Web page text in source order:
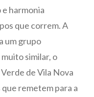
harmonia
que correm. A
um grupo
similar, o
de Vila Nova
remetem para a